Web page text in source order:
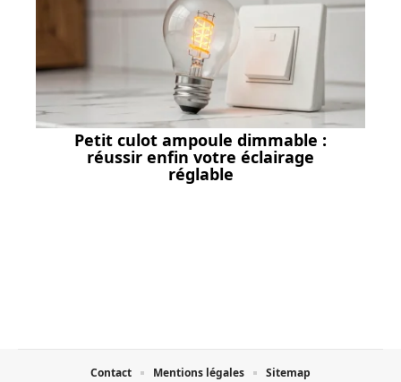
Petit culot ampoule dimmable :
réussir enfin votre éclairage
réglable
Contact Mentions légales Sitemap